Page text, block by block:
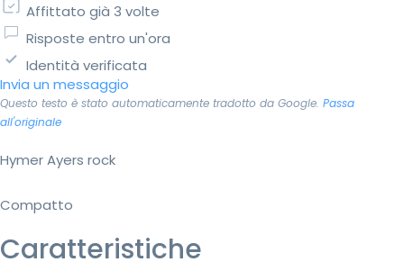
Affittato già 3 volte
Risposte entro un'ora
Identità verificata
Invia un messaggio
Questo testo è stato automaticamente tradotto da Google. Passa
all'originale
Hymer Ayers rock
Compatto
Caratteristiche